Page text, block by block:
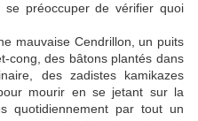
préoccuper de vérifier quoi
mauvaise Cendrillon, un puits
cong, des bâtons plantés dans
des zadistes kamikazes
mourir en se jetant sur la
quotidiennement par tout un